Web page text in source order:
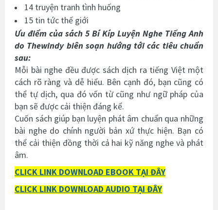
14 truyện tranh tình huống
15 tin tức thế giới
Ưu điểm của sách 5 Bí Kíp Luyện Nghe Tiếng Anh
do Thewindy biên soạn hướng tới các tiêu chuẩn
sau:
Mỗi bài nghe đều được sách dịch ra tiếng Việt một
cách rõ ràng và dễ hiểu. Bên cạnh đó, bạn cũng có
thể tự dịch, qua đó vốn từ cũng như ngữ pháp của
bạn sẽ được cải thiện đáng kể.
Cuốn sách giúp bạn luyện phát âm chuẩn qua những
bài nghe do chính người bản xứ thực hiện. Bạn có
thể cải thiện đồng thời cả hai kỹ năng nghe và phát
âm.
CLICK LINK DOWNLOAD EBOOK TẠI ĐÂY
CLICK LINK DOWNLOAD AUDIO TẠI ĐÂY